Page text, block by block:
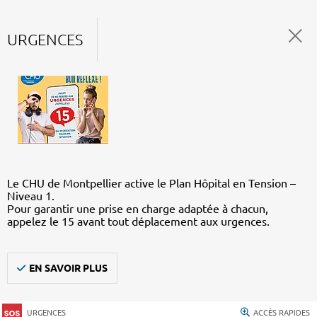
URGENCES
Le CHU de Montpellier active le Plan Hôpital en Tension –
Niveau 1.
Pour garantir une prise en charge adaptée à chacun,
appelez le 15 avant tout déplacement aux urgences.
EN SAVOIR PLUS
URGENCES ACCÈS RAPIDES